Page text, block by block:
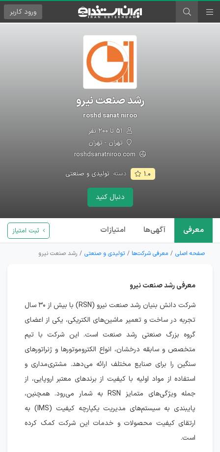
ورود کاربر
رشد صنعت نیرو
roshd sanat niroo
تهران - تهران
۱.۰ دسته:تولیدی و صنعتی
دنبال کنید
معرفی آگهی‌ها امتیازات ثبت امتیاز
صفحه اصلی معرفی شرکت‌ها تولیدی و صنعتی رشد صنعت نیرو
معرفی رشد صنعت نیرو
شرکت دانش بنیان رشد صنعت نیرو (RSN) با بیش از ۳۰ سال
تجربه در ساخت و تعمیر ماشین‌های الکتریکی، یکی از اعضای
گروه بزرگ صنعتی رشد صنعت است. این شرکت با تیم
متخصص و سابقه درخشان، انواع الکتروموتورها و ژنراتورهای
سنگین را برای صنایع مختلف ارائه می‌دهد. مشتری‌مداری و
استفاده از مواد اولیه با کیفیت از برندهای معتبر اروپایی، از
جمله ویژگی‌های متمایز RSN به شمار می‌رود. همچنین،
پایبندی به سیستم‌های مدیریت یکپارچه کیفیت (IMS) به
ارتقای کیفیت محصولات و خدمات این شرکت کمک کرده
است.